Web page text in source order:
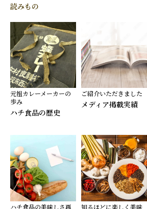
読みもの
元祖カレーメーカーの
歩み
ハチ食品の歴史
ご紹介いただきました
メディア掲載実績
ハチ食品の美味しさ再
知るほどに楽しく美味